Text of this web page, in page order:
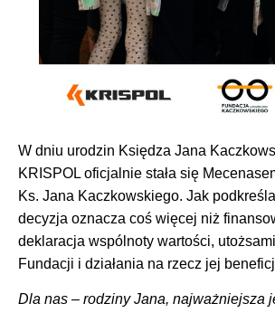
W dniu urodzin Księdza Jana
KRISPOL oficjalnie stała się
Ks. Jana Kaczkowskiego. Jak
decyzja oznacza coś więcej niż
deklaracja wspólnoty wartości,
Fundacji i działania na rzecz jej
Dla nas – rodziny Jana, najważniejsza